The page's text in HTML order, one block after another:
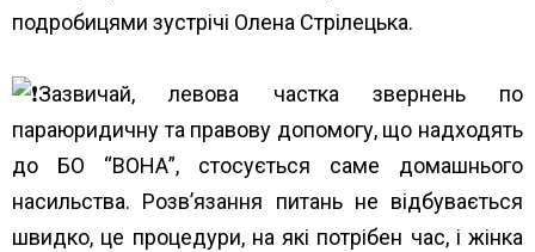
подробицями зустрічі Олена Стрілецька.
Зазвичай, левова частка звернень по
параюридичну та правову допомогу, що надходять
до БО “ВОНА”, стосується саме домашнього
насильства. Розв’язання питань не відбувається
швидко, це процедури, на які потрібен час, і жінка